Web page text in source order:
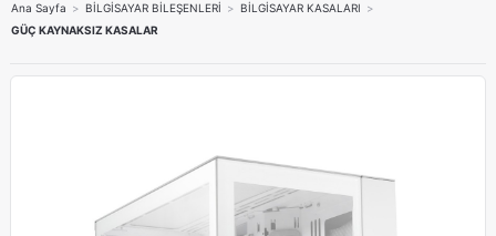
Ana Sayfa > BİLGİSAYAR BİLEŞENLERİ > BİLGİSAYAR KASALARI >
GÜÇ KAYNAKSIZ KASALAR